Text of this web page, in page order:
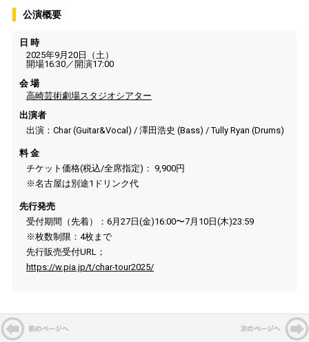
公演概要
日 時
2025年9月20日（土）
開場16:30／開演17:00
会 場
高崎芸術劇場スタジオシアター
出演者
出演：Char (Guitar&Vocal) / 澤田浩史 (Bass) / Tully Ryan (Drums)
料 金
チケット価格(税込/全席指定)： 9,900円
※名古屋は別途1ドリンク代
先行発売
受付期間（先着）：6月27日(金)16:00〜7月10日(木)23:59
※枚数制限：4枚まで
先行販売受付URL；
https://w.pia.jp/t/char-tour2025/